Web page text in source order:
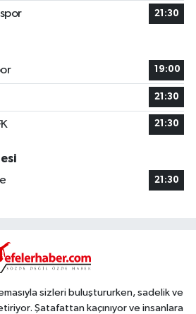
21:30
19:00
21:30
21:30
21:30
sizleri buluştururken, sadelik ve
Şatafattan kaçınıyor ve insanlara